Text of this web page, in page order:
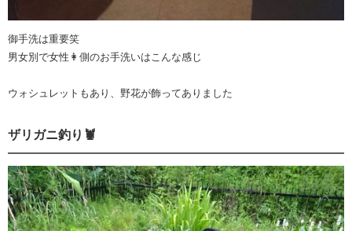
御手洗は重要笑
男女別で女性👩側のお手洗いはこんな感じ
ウォシュレットもあり、野花が飾ってありました
ザリガニ釣り🦞